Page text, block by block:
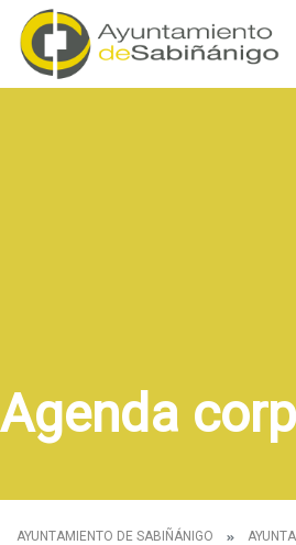
Agenda
AYUNTAMIENTO DE SABIÑÁNIGO